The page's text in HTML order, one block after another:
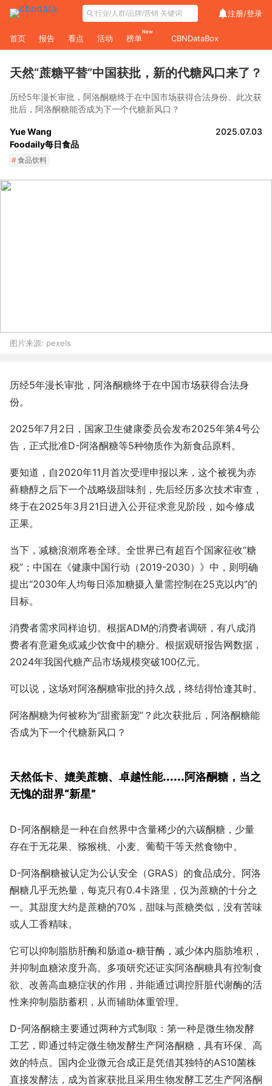
注册/登录
首页 报告 看点 活动 榜单
New
CBNDataBox
天然“蔗糖平替”中国获批，新的代糖风口来了？
历经5年漫长审批，阿洛酮糖终于在中国市场获得合法身份。此次获
批后，阿洛酮糖能否成为下一个代糖新风口？
Yue Wang
Foodaily每日食品
2025.07.03
#食品饮料
图片来源: pexels
历经5年漫长审批，阿洛酮糖终于在中国市场获得合法身
份。
2025年7月2日，国家卫生健康委员会发布2025年第4号公
告，正式批准D-阿洛酮糖等5种物质作为新食品原料。
要知道，自2020年11月首次受理申报以来，这个被视为赤
藓糖醇之后下一个战略级甜味剂，先后经历多次技术审查，
终于在2025年3月21日进入公开征求意见阶段，如今修成
正果。
当下，减糖浪潮席卷全球。全世界已有超百个国家征收“糖
税”；中国在《健康中国行动（2019-2030）》中，则明确
提出“2030年人均每日添加糖摄入量需控制在25克以内”的
目标。
消费者需求同样迫切。根据ADM的消费者调研，有八成消
费者有意避免或减少饮食中的糖分。根据观研报告网数据，
2024年我国代糖产品市场规模突破100亿元。
可以说，这场对阿洛酮糖审批的持久战，终结得恰逢其时。
阿洛酮糖为何被称为“甜蜜新宠”？此次获批后，阿洛酮糖能
否成为下一个代糖新风口？
天然低卡、媲美蔗糖、卓越性能......阿洛酮糖，当之
无愧的甜界“新星”
D-阿洛酮糖是一种在自然界中含量稀少的六碳酮糖，少量
存在于无花果、猕猴桃、小麦、葡萄干等天然食物中。
D-阿洛酮糖被认定为公认安全（GRAS）的食品成分。阿洛
酮糖几乎无热量，每克只有0.4卡路里，仅为蔗糖的十分之
一。其甜度大约是蔗糖的70%，甜味与蔗糖类似，没有苦味
或人工香精味。
它可以抑制脂肪肝酶和肠道α-糖苷酶，减少体内脂肪堆积，
并抑制血糖浓度升高。多项研究还证实阿洛酮糖具有控制食
欲、改善高血糖症状的作用，并能通过调控肝脏代谢酶的活
性来抑制脂肪蓄积，从而辅助体重管理。
D-阿洛酮糖主要通过两种方式制取：第一种是微生物发酵
工艺，即通过特定微生物发酵生产阿洛酮糖，具有环保、高
效的特点。国内企业微元合成正是凭借其独特的AS10菌株
直接发酵法，成为首家获批且采用生物发酵工艺生产阿洛酮